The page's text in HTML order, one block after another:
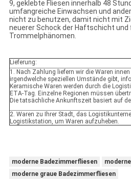
9, geklebte Fliesen innerhalb 48
umfangreiche Einwachsen und
nicht zu benutzen, damit nicht mit
neuerer Schock der Haftschicht
Trommelphänomen.
Lieferung:
1. Nach Zahlung liefern wir die Waren
irgendwelche speziellen Umstände gibt,
Keramische Waren werden durch die
ETA-Tag. Einzelne Regionen müssen
Die tatsächliche Ankunftszeit basiert auf
2. Waren zu Ihrer Stadt, das
Logistikstation, um Waren aufzuheben.
moderne Badezimmerfliesen
moderne graue Badezimmerfliesen